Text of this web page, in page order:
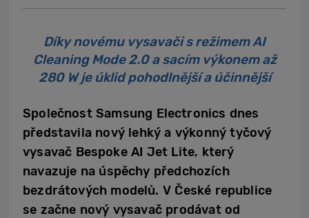
Díky novému vysavači s režimem AI
Cleaning Mode 2.0 a sacím výkonem až
280 W je úklid pohodlnější a účinnější
Společnost Samsung Electronics dnes
představila nový lehký a výkonný tyčový
vysavač Bespoke AI Jet Lite, který
navazuje na úspěchy předchozích
bezdrátových modelů. V České republice
se začne nový vysavač prodávat od